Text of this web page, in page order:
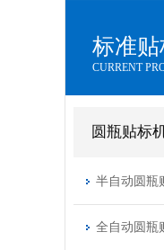
标准
CURRENT
圆瓶贴标
半自动圆瓶
全自动圆瓶